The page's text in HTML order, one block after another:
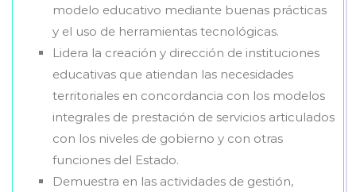
modelo educativo mediante buenas prácticas
y el uso de herramientas tecnológicas.
Lidera la creación y dirección de instituciones
educativas que atiendan las necesidades
territoriales en concordancia con los modelos
integrales de prestación de servicios articulados
con los niveles de gobierno y con otras
funciones del Estado.
Demuestra en las actividades de gestión,